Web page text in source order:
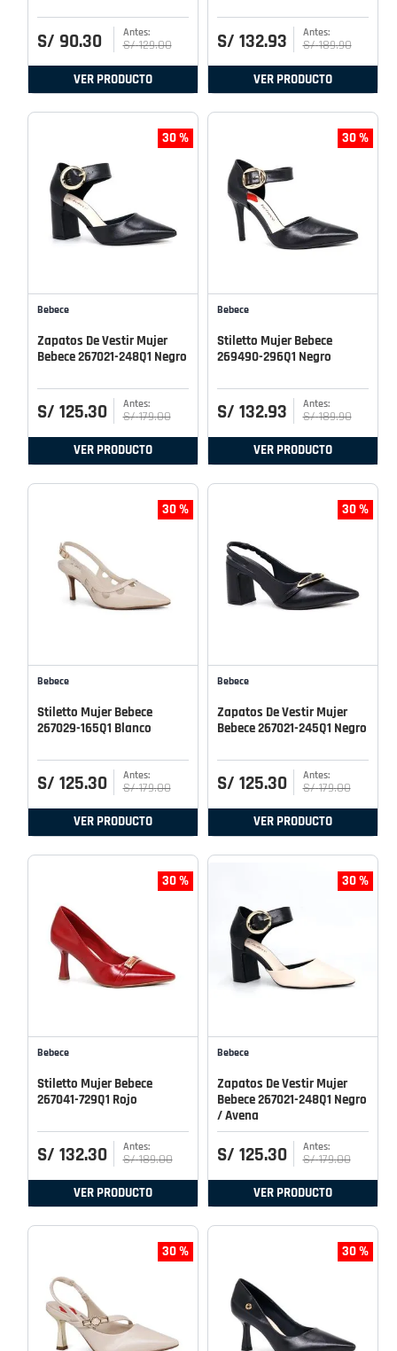
S/ 90.30 S/ 129.00
VER PRODUCTO
S/ 132.93 S/ 189.90
VER PRODUCTO
30 %
Bebece
Zapatos De Vestir Mujer
Bebece 267021-248Q1 Negro
S/ 125.30 S/ 179.00
VER PRODUCTO
30 %
Bebece
Stiletto Mujer Bebece
269490-296Q1 Negro
S/ 132.93 S/ 189.90
VER PRODUCTO
30 %
Bebece
Stiletto Mujer Bebece
267029-165Q1 Blanco
S/ 125.30 S/ 179.00
VER PRODUCTO
30 %
Bebece
Zapatos De Vestir Mujer
Bebece 267021-245Q1 Negro
S/ 125.30 S/ 179.00
VER PRODUCTO
30 %
Bebece
Stiletto Mujer Bebece
267041-729Q1 Rojo
S/ 132.30 S/ 189.00
VER PRODUCTO
30 %
Bebece
Zapatos De Vestir Mujer
Bebece 267021-248Q1 Negro
/ Avena
S/ 125.30 S/ 179.00
VER PRODUCTO
30 % 30 %